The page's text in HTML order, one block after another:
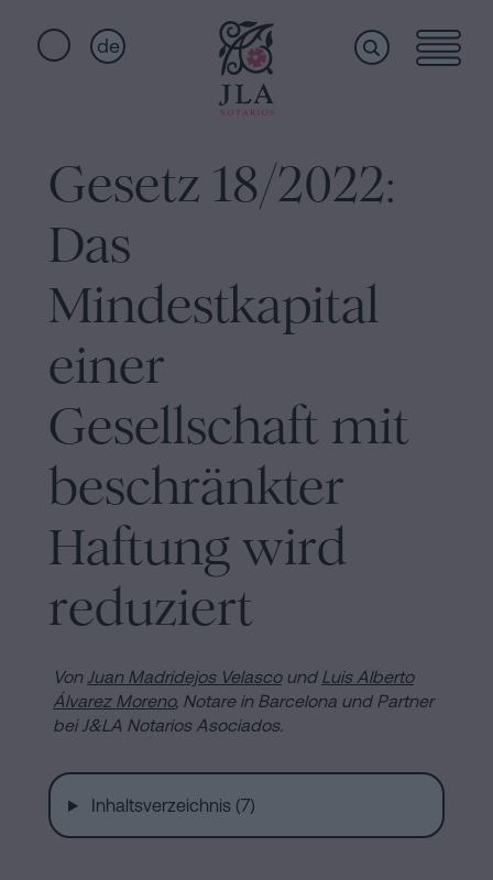
de
Dienstleistungen
Wer
wir
sind
Installationen
Online-
Notariat
Blog
Kontaktieren
Staatsbürgerschaftseid
für
Erbschaften
in
Kaufvertrag
in
Barcelona
Hypotheken
Auflösung
einer
Lebenspartnerschaft
Barcelona
Online-
Notariat
Handels-
und
Gesellschaftsrecht
Gesetz 18/2022:
Das
Mindestkapital
einer
Gesellschaft mit
beschränkter
Haftung wird
reduziert
Von Juan Madridejos Velascound Luis Alberto
Álvarez Moreno, Notare in Barcelona und Partner
bei J&LA Notarios Asociados.
Inhaltsverzeichnis (7)